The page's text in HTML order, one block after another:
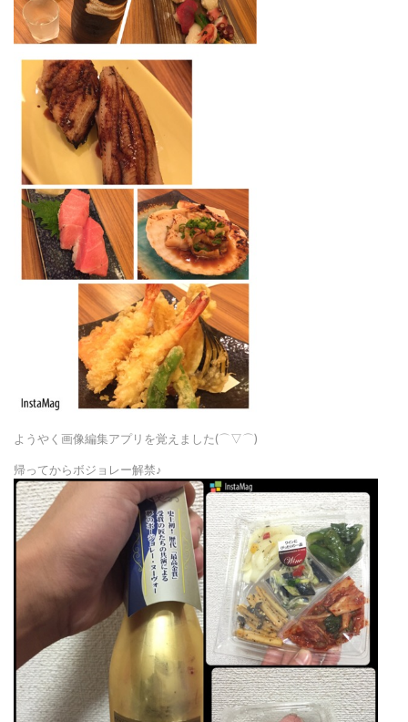
ようやく画像編集アプリを覚えました(⌒▽⌒)
帰ってからボジョレー解禁♪